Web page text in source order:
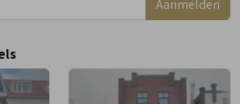
9:00 - 18:00
9:00 - 17:00
Aanmelden